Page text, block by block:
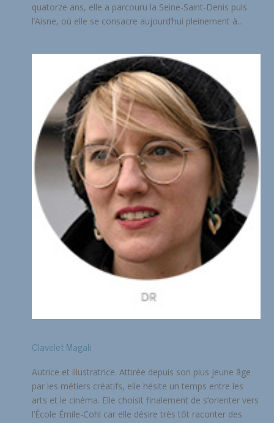
quatorze ans, elle a parcouru la Seine-Saint-Denis puis
l’Aisne, où elle se consacre aujourd’hui pleinement à...
Clavelet Magali
Autrice et illustratrice. Attirée depuis son plus jeune âge
par les métiers créatifs, elle hésite un temps entre les
arts et le cinéma. Elle choisit finalement de s’orienter vers
l’École Émile-Cohl car elle désire très tôt raconter des